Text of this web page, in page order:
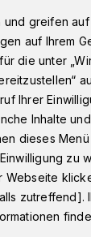
„börse“
und greifen
auf Ihrem
die unter
Ihrer
Inhalte
dieses
zu
Webseite
zutreffend].